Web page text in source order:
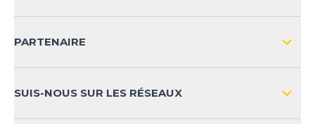
PARTENAIRE
SUIS-NOUS SUR LES RÉSEAUX